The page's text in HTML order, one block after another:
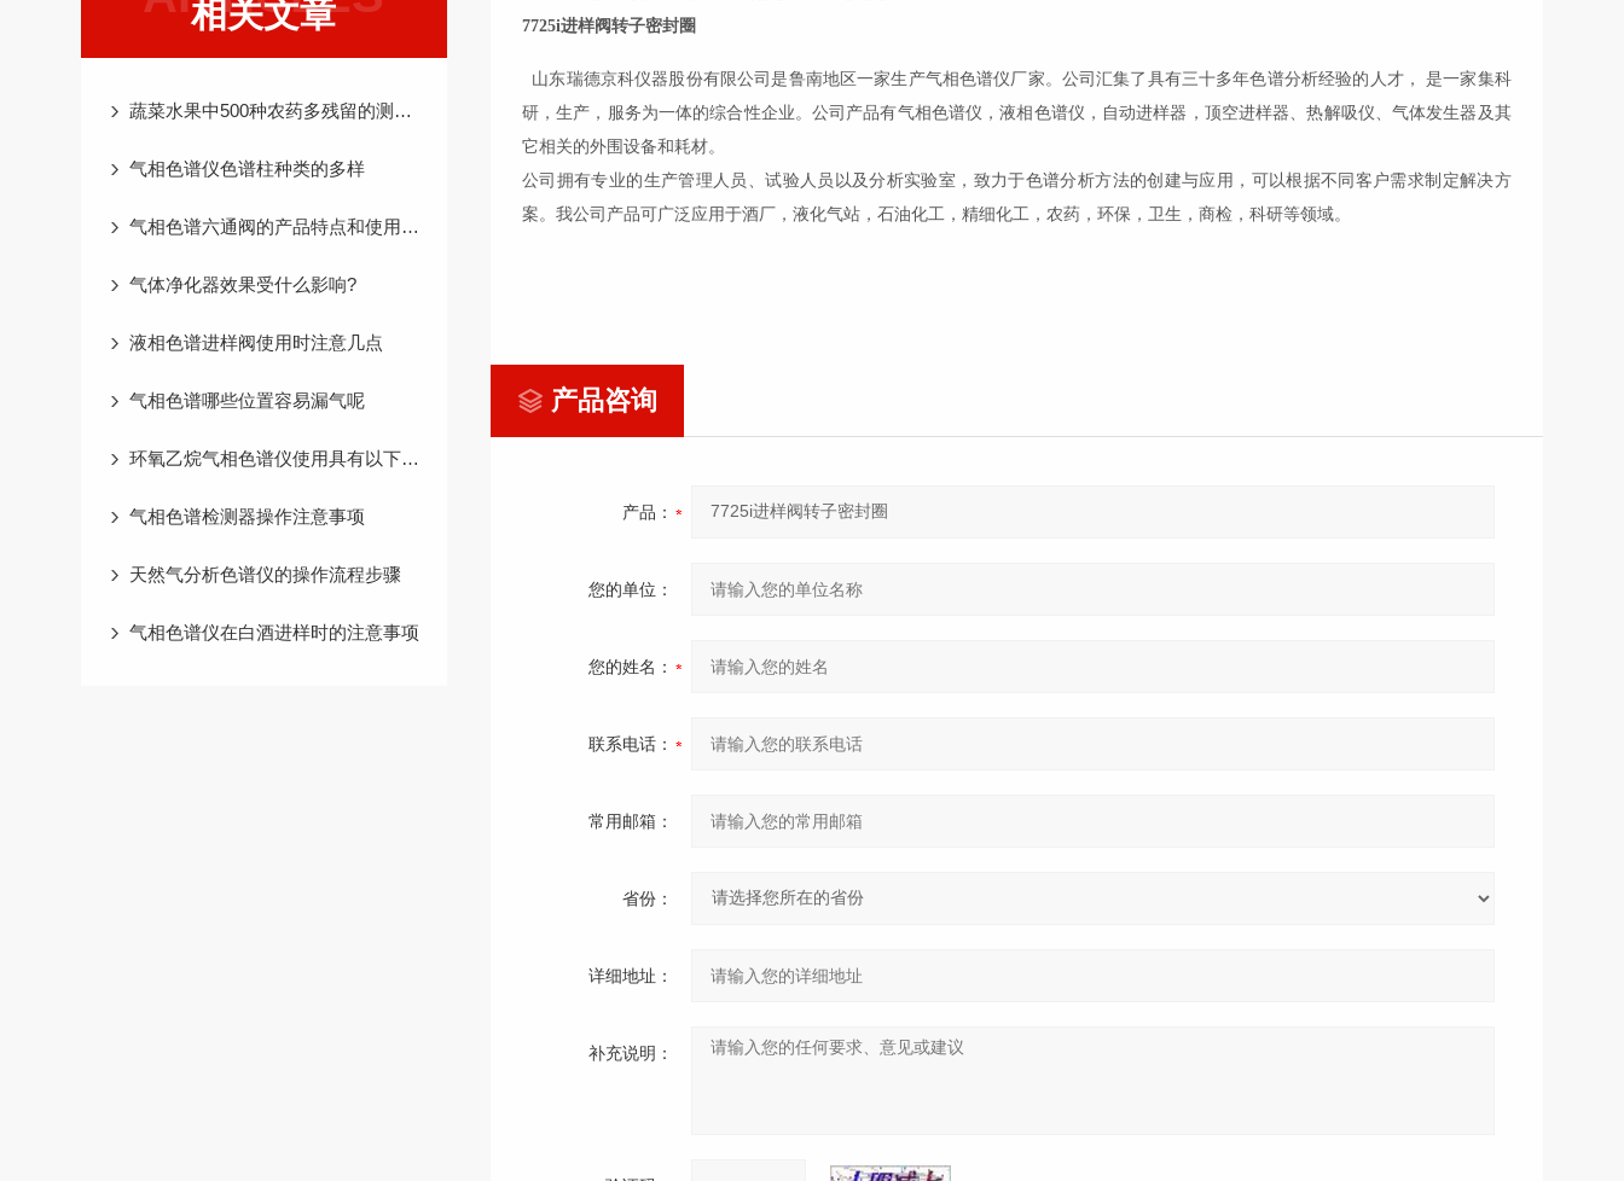
相关文章
蔬菜水果中500种农药多残留的测定 GC-MS法
气相色谱仪色谱柱种类的多样
气相色谱六通阀的产品特点和使用保养
气体净化器效果受什么影响?
液相色谱进样阀使用时注意几点
气相色谱哪些位置容易漏气呢
环氧乙烷气相色谱仪使用具有以下重要意义
气相色谱检测器操作注意事项
天然气分析色谱仪的操作流程步骤
气相色谱仪在白酒进样时的注意事项
7725i进样阀转子密封圈
山东瑞德京科仪器股份有限公司是鲁南地区一家生产气相色谱仪厂家。公司汇集了具有三十多年色谱分析经验的人才，
是一家集科
研，生产， 服务为一体的综合性企业。公司产品有气相色谱仪，液相色谱仪，自动进样器，顶空进样器、热解吸仪、气体发生器及其
它相关的外围设备和耗材。
公司拥有专业的生产管理人员、试验人员以及分析实验室，致力于色谱分析方法的创建与应用，可以根据不同客户需求制定解决方
案。我公司产品可广泛应用于酒厂，液化气站，石油化工，精细化工，农药，环保，卫生，商检，科研等领域。
产品咨询
产品：
您的单位：
您的姓名：
联系电话：
常用邮箱：
省份：
详细地址：
补充说明：